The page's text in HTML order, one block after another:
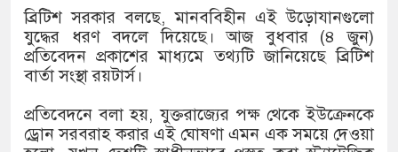
১৫২২ পুলিশ সদস্যকে চাকরিতে
খিলক্ষেত থানা বিএনপির যুগ্ম
সার্ককে আরও গতিশীল করতে চায়
ব্রিটিশ সরকার বলছে, মানববিহীন এই উড়োযানগুলো
যুদ্ধের ধরণ বদলে দিয়েছে। আজ বুধবার (৪ জুন)
প্রতিবেদন প্রকাশের মাধ্যমে তথ্যটি জানিয়েছে ব্রিটিশ
বার্তা সংস্থা রয়টার্স।
প্রতিবেদনে বলা হয়, যুক্তরাজ্যের পক্ষ থেকে ইউক্রেনকে
ড্রোন সরবরাহ করার এই ঘোষণা এমন এক সময়ে দেওয়া